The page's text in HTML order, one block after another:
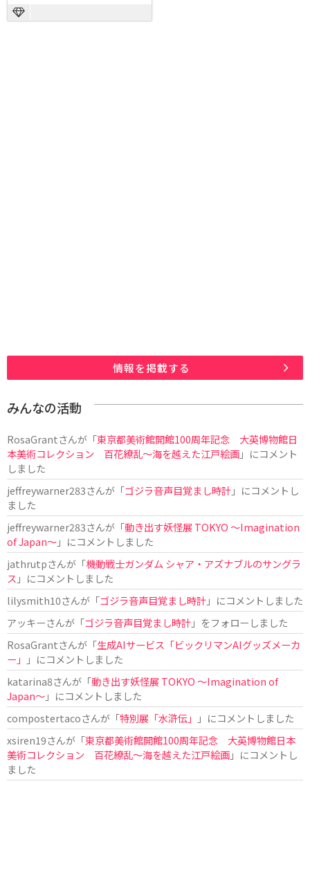
情報を掲載する
みんなの活動
RosaGrantさんが「東京都美術館開館100周年記念 大英博物館日
本美術コレクション 百花繚乱～海を越えた江戸絵画」にコメント
しました
jeffreywarner283さんが「ゴジラ音声目覚まし時計」にコメントし
ました
jeffreywarner283さんが「動き出す妖怪展 TOKYO 〜Imagination
of Japan〜」にコメントしました
jathrutpさんが「機動戦士ガンダム シャア・アズナブルのサングラ
ス 」にコメントしました
lilysmith10さんが「ゴジラ音声目覚まし時計」にコメントしました
アッキーさんが「ゴジラ音声目覚まし時計」をフォローしました
RosaGrantさんが「生成AIサービス「ビックリマンAIグッズメーカ
ー」
」にコメントしました
katarina8さんが「動き出す妖怪展 TOKYO 〜Imagination of
Japan〜」にコメントしました
compostertacoさんが「特別展「水滸伝」
」にコメントしました
xsiren19さんが「東京都美術館開館100周年記念 大英博物館日本
美術コレクション 百花繚乱～海を越えた江戸絵画」にコメントし
ました